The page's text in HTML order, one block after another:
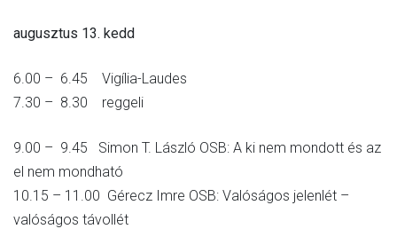
augusztus 13. kedd
6.00 – 6.45 Vigília-Laudes
7.30 – 8.30 reggeli
9.00 – 9.45 Simon T. László OSB: A ki nem mondott és az
el nem mondható
10.15 – 11.00 Gérecz Imre OSB: Valóságos jelenlét –
valóságos távollét